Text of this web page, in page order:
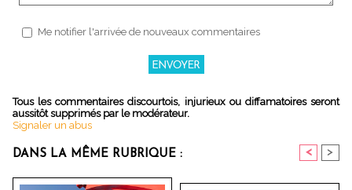
Me notifier l'arrivée de nouveaux commentaires
Tous les commentaires discourtois, injurieux ou diffamatoires seront
aussitôt supprimés par le modérateur.
Signaler un abus
DANS LA MÊME RUBRIQUE : < >